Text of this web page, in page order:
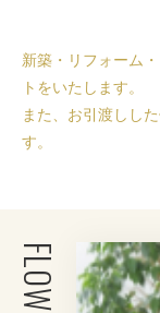
新築・リフォーム
トをいたします。
また、お引渡しし
す。
FLOW